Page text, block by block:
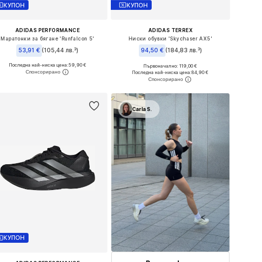
КУПОН
ADIDAS PERFORMANCE
Маратонки за бягане 'Runfalcon 5'
53,91 € (105,44 лв.³)
+4
Предлага се в много размери
Последна най-ниска цена:59,90 €
КУПОН
ADIDAS TERREX
Ниски обувки 'Skychaser AX5'
94,50 € (184,83 лв.³)
+2
Предлага се в много размери
Добави в кошницата
Първоначално: 119,00 €
Последна най-ниска цена:84,90 €
КУПОН
Carla S.